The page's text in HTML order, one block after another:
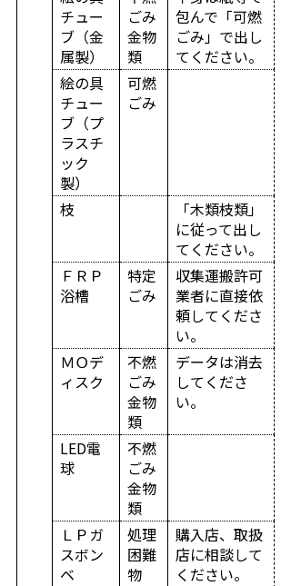
チュー
ブ（金
属製）
ごみ
金物
類
包んで「可燃
ごみ」で出し
てください。
絵の具
チュー
ブ（プ
ラスチ
ック
製）
可燃
ごみ
枝
「木類枝類」
に従って出し
てください。
ＦＲＰ
浴槽
特定
ごみ
収集運搬許可
業者に直接依
頼してくださ
い。
ＭＯデ
ィスク
不燃
ごみ
金物
類
データは消去
してくださ
い。
LED電
球
不燃
ごみ
金物
類
ＬＰガ
スボン
ベ
処理
困難
物
購入店、取扱
店に相談して
ください。